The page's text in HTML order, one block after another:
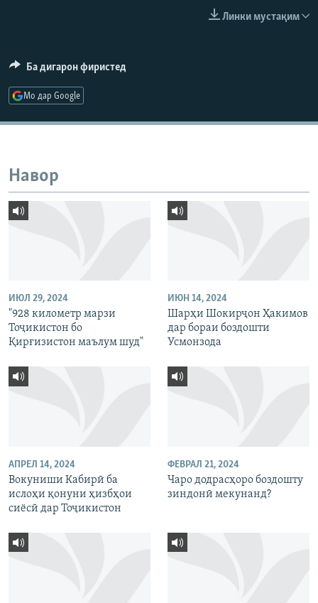
ПАЙГИРӢ КУНЕД
Линки мустақим
Ба дигарон фиристед
Мо дар Google
Навор
ИЮЛ 29, 2024
"928 километр марзи
Тоҷикистон бо
Қирғизистон маълум шуд"
ИЮН 14, 2024
Шарҳи Шокирҷон Ҳакимов
дар бораи боздошти
Усмонзода
АПРЕЛ 14, 2024
Вокуниши Кабирӣ ба
ислоҳи қонуни ҳизбҳои
сиёсӣ дар Тоҷикистон
ФЕВРАЛ 21, 2024
Чаро додрасҳоро боздошту
зиндонӣ мекунанд?